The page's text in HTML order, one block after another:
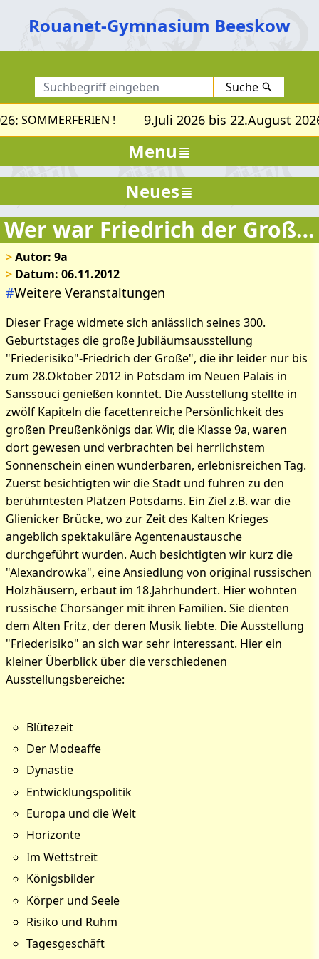
Rouanet-Gymnasium Beeskow
Suche
SOMMERFERIEN ! 9.Juli 2026 bis 22.August
Menu
Wer war Friedrich der Große?
>Autor: 9a
> Datum: 06.11.2012
#Weitere Veranstaltungen
Dieser Frage widmete sich anlässlich seines 300.
Geburtstages die große Jubiläumsausstellung
"Friederisiko"-Friedrich der Große", die ihr leider nur bis
zum 28.Oktober 2012 in Potsdam im Neuen Palais in
Sanssouci genießen konntet. Die Ausstellung stellte in
zwölf Kapiteln die facettenreiche Persönlichkeit des
großen Preußenkönigs dar. Wir, die Klasse 9a, waren
dort gewesen und verbrachten bei herrlichstem
Sonnenschein einen wunderbaren, erlebnisreichen Tag.
Zuerst besichtigten wir die Stadt und fuhren zu den
berühmtesten Plätzen Potsdams. Ein Ziel z.B. war die
Glienicker Brücke, wo zur Zeit des Kalten Krieges
angeblich spektakuläre Agentenaustausche
durchgeführt wurden. Auch besichtigten wir kurz die
"Alexandrowka", eine Ansiedlung von original russischen
Holzhäusern, erbaut im 18.Jahrhundert. Hier wohnten
russische Chorsänger mit ihren Familien. Sie dienten
dem Alten Fritz, der deren Musik liebte. Die Ausstellung
"Friederisiko" an sich war sehr interessant. Hier ein
kleiner Überblick über die verschiedenen
Ausstellungsbereiche:
Blütezeit
Der Modeaffe
Dynastie
Entwicklungspolitik
Europa und die Welt
Horizonte
Im Wettstreit
Königsbilder
Körper und Seele
Risiko und Ruhm
Tagesgeschäft
Neues